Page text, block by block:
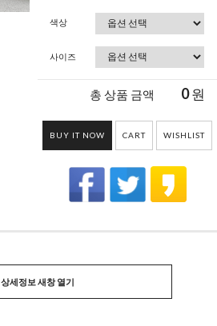
색상
사이즈
총 상품 금액 0원
BUY IT NOW CART WISHLIST
상세정보 새창 열기